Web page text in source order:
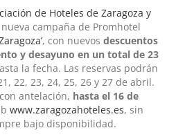
de Hoteles de Zaragoza y
campaña de Promhotel
, con nuevos descuentos
y desayuno en un total de 23
la fecha. Las reservas podrán
22, 23, 24, 25, 26 y 27 de abril.
antelación, hasta el 16 de
www.zaragozahoteles.es, sin
bajo disponibilidad.